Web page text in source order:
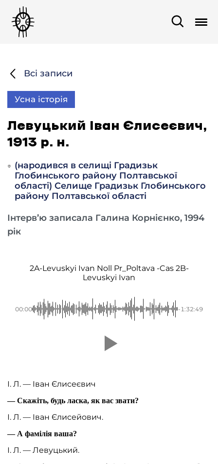
Всі записи
Усна історія
Левуцький Іван Єлисеєвич,
1913 р. н.
(народився в селищі Градизьк
Глобинського району Полтавської
області) Селище Градизьк Глобинського
району Полтавської області
Інтерв’ю записала Галина Корнієнко, 1994
рік
2A-Levuskyi Ivan Noll Pr_Poltava -Cas 2B-
Levuskyi Ivan
00:00 -1:32:49
І. Л. — Іван Єлисеєвич
— Скажіть, будь ласка, як вас звати?
І. Л. — Іван Єлисейович.
— А фамілія ваша?
І. Л. — Левуцький.